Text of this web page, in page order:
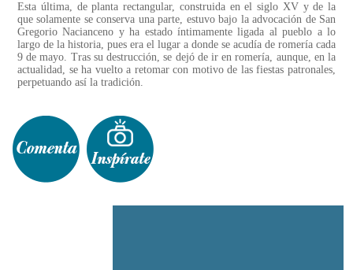
Esta última, de planta rectangular, construida en el siglo XV y de la
que solamente se conserva una parte, estuvo bajo la advocación de San
Gregorio Nacianceno y ha estado íntimamente ligada al pueblo a lo
largo de la historia, pues era el lugar a donde se acudía de romería cada
9 de mayo. Tras su destrucción, se dejó de ir en romería, aunque, en la
actualidad, se ha vuelto a retomar con motivo de las fiestas patronales,
perpetuando así la tradición.